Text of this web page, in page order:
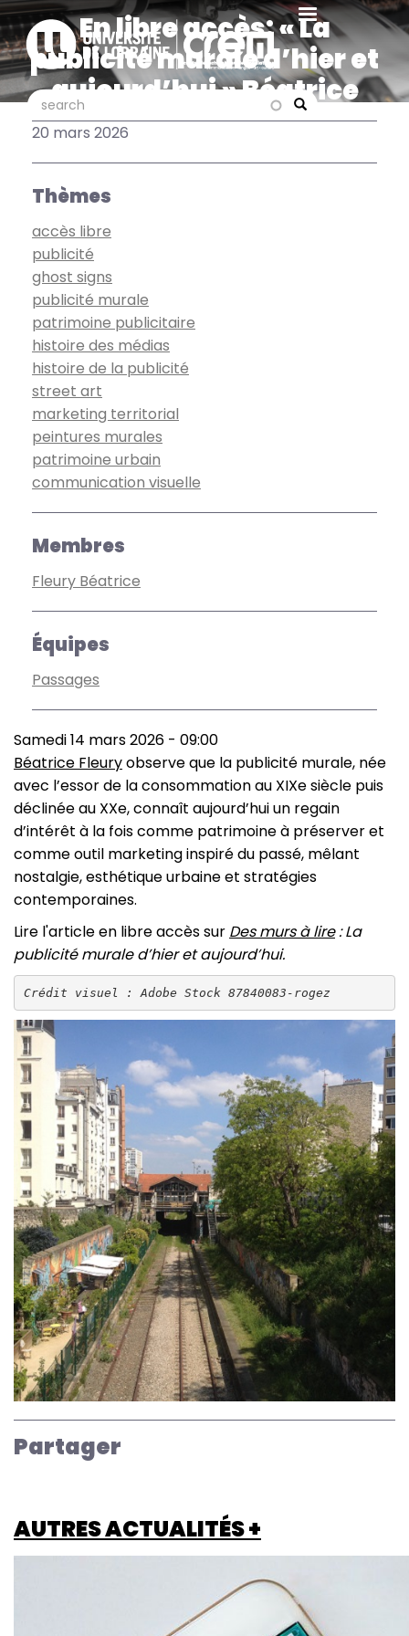
Aller
au
contenu
principal
Search
search search
En libre accès: « La
publicité murale d’hier et
aujourd’hui » Béatrice
Fleury dans Des murs à
lire
20 mars 2026
Thèmes
accès libre
publicité
ghost signs
publicité murale
patrimoine publicitaire
histoire des médias
histoire de la publicité
street art
marketing territorial
peintures murales
patrimoine urbain
communication visuelle
Membres
Fleury Béatrice
Équipes
Passages
Samedi 14 mars 2026 - 09:00
Béatrice Fleuryobserve que la publicité murale, née
avec l’essor de la consommation au XIXe siècle puis
déclinée au XXe, connaît aujourd’hui un regain
d’intérêt à la fois comme patrimoine à préserver et
comme outil marketing inspiré du passé, mêlant
nostalgie, esthétique urbaine et stratégies
contemporaines.
Lire l'article en libre accès sur Des murs à lire: La
publicité murale d’hier et aujourd’hui.
Crédit visuel : Adobe Stock 87840083-rogez
Image
Partager
AUTRES ACTUALITÉS +